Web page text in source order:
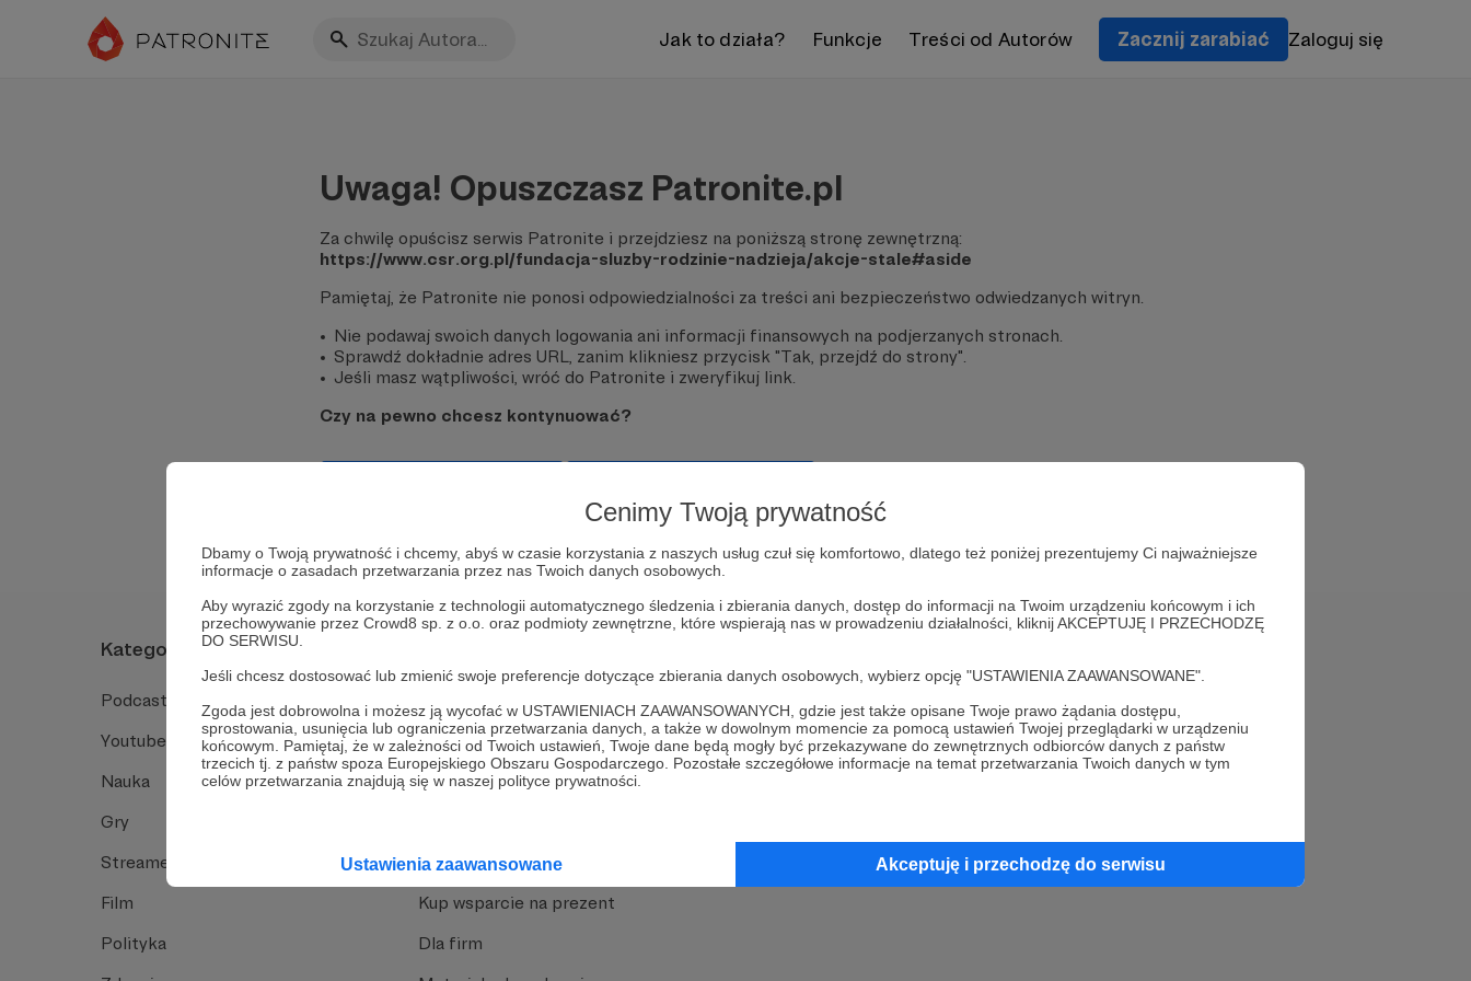
Cenimy Twoją prywatność
Dbamy o Twoją prywatność i chcemy, abyś w czasie korzystania z naszych usług czuł się komfortowo, dlatego też poniżej prezentujemy Ci najważniejsze
informacje o zasadach przetwarzania przez nas Twoich danych osobowych.
Aby wyrazić zgody na korzystanie z technologii automatycznego śledzenia i zbierania danych, dostęp do informacji na Twoim urządzeniu końcowym i ich
przechowywanie przez Crowd8 sp. z o.o. oraz podmioty zewnętrzne, które wspierają nas w prowadzeniu działalności, kliknij AKCEPTUJĘ I PRZECHODZĘ
DO SERWISU.
Jeśli chcesz dostosować lub zmienić swoje preferencje dotyczące zbierania danych osobowych, wybierz opcję "USTAWIENIA ZAAWANSOWANE".
Zgoda jest dobrowolna i możesz ją wycofać w USTAWIENIACH ZAAWANSOWANYCH, gdzie jest także opisane Twoje prawo żądania dostępu,
sprostowania, usunięcia lub ograniczenia przetwarzania danych, a także w dowolnym momencie za pomocą ustawień Twojej przeglądarki w urządzeniu
końcowym. Pamiętaj, że w zależności od Twoich ustawień, Twoje dane będą mogły być przekazywane do zewnętrznych odbiorców danych z państw
trzecich tj. z państw spoza Europejskiego Obszaru Gospodarczego. Pozostałe szczegółowe informacje na temat przetwarzania Twoich danych w tym
celów przetwarzania znajdują się w naszej polityce prywatności.
Ustawienia zaawansowane Akceptuję i przechodzę do serwisu
Jak to działa? Funkcje Treści od Autorów Zacznij zarabiać Zaloguj się
Uwaga! Opuszczasz Patronite.pl
Za chwilę opuścisz serwis Patronite i przejdziesz na poniższą stronę zewnętrzną:
https://www.csr.org.pl/fundacja-sluzby-rodzinie-nadzieja/akcje-stale#aside
Pamiętaj, że Patronite nie ponosi odpowiedzialności za treści ani bezpieczeństwo odwiedzanych witryn.
Nie podawaj swoich danych logowania ani informacji finansowych na podjerzanych stronach.
Sprawdź dokładnie adres URL, zanim klikniesz przycisk "Tak, przejdź do strony".
Jeśli masz wątpliwości, wróć do Patronite i zweryfikuj link.
Czy na pewno chcesz kontynuować?
Kategorie
Podcast
Youtube
Nauka
Gry
Streamerzy
Film
Polityka
Jak to działa
Funkcje Patronite
Dlaczego Patronite?
Opinie Twórców
Kup wsparcie na prezent
Dla firm
MCN Patronite
Suppi.pl
FAQ
Kontakt z zespołem Patronite